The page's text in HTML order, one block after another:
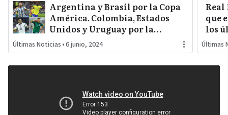
Argentina y Brasil por la Copa
América. Colombia, Estados
Unidos y Uruguay por la
sorpresa. Paraguay y Perú
darán pelea…
Últimas Noticias •6 junio, 2024
que
los
Últimas